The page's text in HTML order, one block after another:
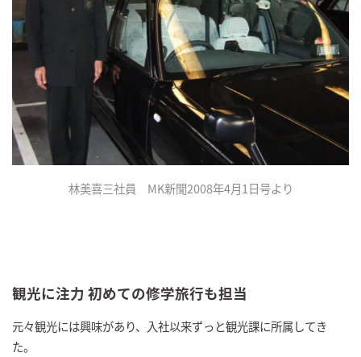
林美喜三社員 MK新聞2008年4月1日号より
観光に注力 初めての修学旅行も担当
元々観光には興味があり、入社以来ずっと観光課に所属してき
た。